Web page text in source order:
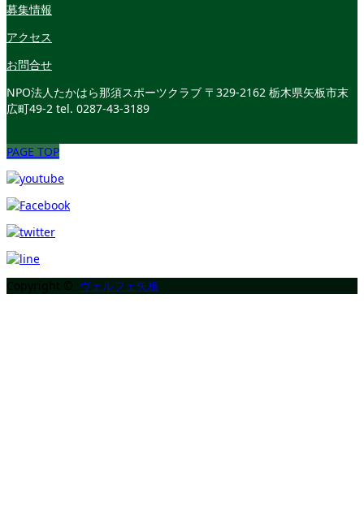
募集情報
アクセス
お問合せ
NPO法人たかはら那須スポーツクラブ 〒329-2162 栃木県矢板市末
広町49-2 tel. 0287-43-3189
PAGE TOP
ヴェルフェ矢板